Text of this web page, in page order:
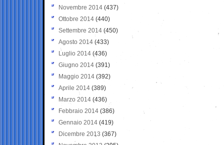
Novembre 2014 (437)
Ottobre 2014 (440)
Settembre 2014 (450)
Agosto 2014 (433)
Luglio 2014 (436)
Giugno 2014 (391)
Maggio 2014 (392)
Aprile 2014 (389)
Marzo 2014 (436)
Febbraio 2014 (386)
Gennaio 2014 (419)
Dicembre 2013 (367)